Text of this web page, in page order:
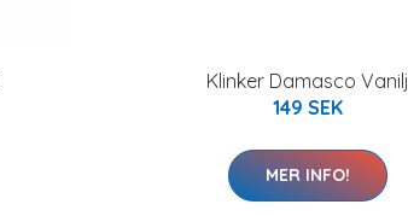
Klinker Damasco Vanilj
149 SEK
MER INFO!